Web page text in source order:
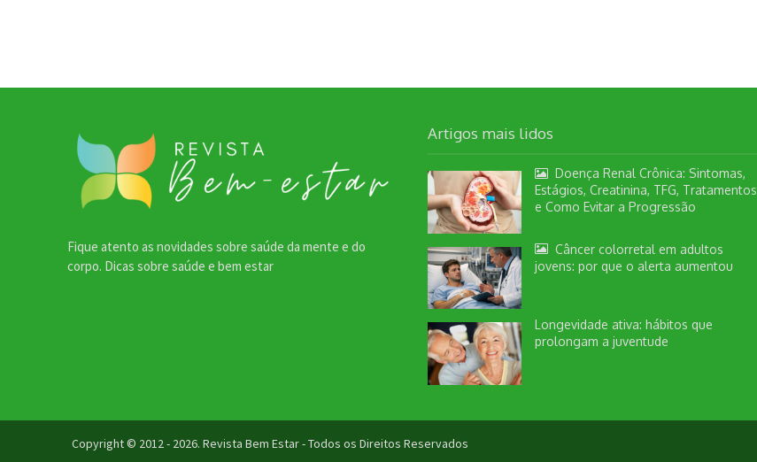
Fique atento as novidades sobre saúde da mente e do
corpo. Dicas sobre saúde e bem estar
Artigos mais lidos
Doença Renal Crônica: Sintomas,
Estágios, Creatinina, TFG, Tratamentos
e Como Evitar a Progressão
Câncer colorretal em adultos
jovens: por que o alerta aumentou
Longevidade ativa: hábitos que
prolongam a juventude
Copyright © 2012 - 2026. Revista Bem Estar - Todos os Direitos Reservados